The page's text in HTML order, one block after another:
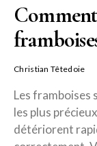
Christian Têtedoie
Les framboises
les plus
détériorent